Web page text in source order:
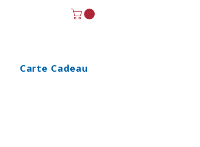
Carte Cadeau